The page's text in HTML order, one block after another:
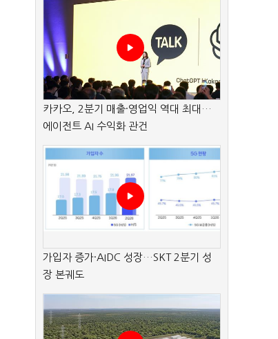
카카오, 2분기 매출·영업익 역대 최대…
에이전트 AI 수익화 관건
가입자 증가·AIDC 성장…SKT 2분기 성
장 본궤도